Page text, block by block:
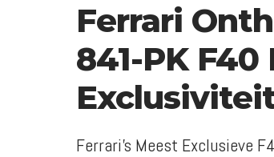
Ferrari
841-PK
Ferrari's Meest Exclusieve